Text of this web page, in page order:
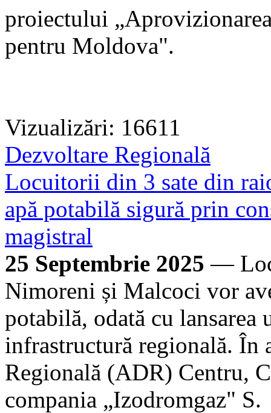
proiectului
pentru Moldova".
Vizualizări: 16611
Dezvoltare Regională
Locuitorii din 3 sate din
apă potabilă sigură prin
magistral
25 Septembrie 2025 —
Nimoreni și Malcoci vor
potabilă, odată cu
infrastructură regională. În
Regională (ADR) Centru,
compania „Izodromgaz" S.